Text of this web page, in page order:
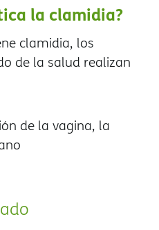
la clamidia?
clamidia, los
de la salud realizan
de la vagina, la